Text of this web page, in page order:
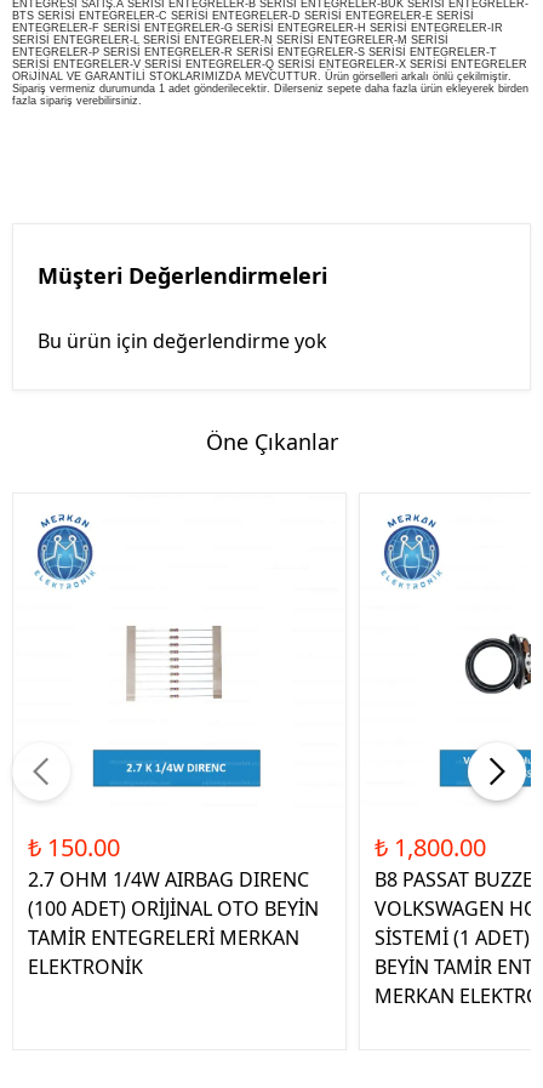
ENTEGRESİ SATIŞ.A SERİSİ ENTEGRELER-B SERİSİ ENTEGRELER-BUK SERİSİ ENTEGRELER-
BTS SERİSİ ENTEGRELER-C SERİSİ ENTEGRELER-D SERİSİ ENTEGRELER-E SERİSİ
ENTEGRELER-F SERİSİ ENTEGRELER-G SERİSİ ENTEGRELER-H SERİSİ ENTEGRELER-IR
SERİSİ ENTEGRELER-L SERİSİ ENTEGRELER-N SERİSİ ENTEGRELER-M SERİSİ
ENTEGRELER-P SERİSİ ENTEGRELER-R SERİSİ ENTEGRELER-S SERİSİ ENTEGRELER-T
SERİSİ ENTEGRELER-V SERİSİ ENTEGRELER-Q SERİSİ ENTEGRELER-X SERİSİ ENTEGRELER
ORiJİNAL VE GARANTİLİ STOKLARIMIZDA MEVCUTTUR. Ürün görselleri arkalı önlü çekilmiştir.
Sipariş vermeniz durumunda 1 adet gönderilecektir. Dilerseniz sepete daha fazla ürün ekleyerek birden
fazla sipariş verebilirsiniz.
Müşteri Değerlendirmeleri
Bu ürün için değerlendirme yok
Öne Çıkanlar
₺ 150.00
2.7 OHM 1/4W AIRBAG DIRENC
(100 ADET) ORİJİNAL OTO BEYİN
TAMİR ENTEGRELERİ MERKAN
ELEKTRONİK
₺ 1,800.00
B8 PASSAT
VOLKSWAGEN
SİSTEMİ (1 ADET)
BEYİN TAMİR
MERKAN